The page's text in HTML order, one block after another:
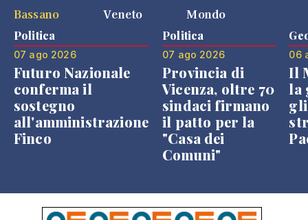
Bassano
Veneto Mondo
Politica
07 ago 2026
Futuro Nazionale
conferma il
sostegno
all'amministrazione
Finco
Politica
07 ago 2026
Provincia di
Vicenza, oltre 70
sindaci firmano
il patto per la
"Casa dei
Comuni"
06
Il
la